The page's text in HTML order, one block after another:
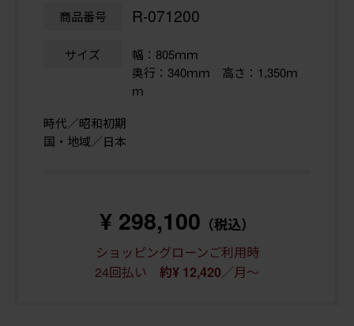
商品番号 R-071200
サイズ
幅：805ｍｍ
奥行：340ｍｍ 高さ：1,350ｍ
ｍ
時代／昭和初期
国・地域／日本
¥ 298,100 （税込）
ショッピングローンご利用時
24回払い 約¥ 12,420／月～